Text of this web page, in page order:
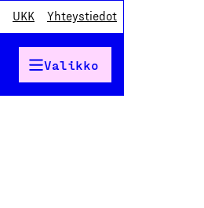
UKK Yhteystiedot
Valikko